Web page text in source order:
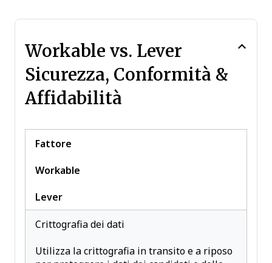
Workable vs. Lever
Sicurezza, Conformità &
Affidabilità
Fattore
Workable
Lever
Crittografia dei dati
Utilizza la crittografia in transito e a riposo